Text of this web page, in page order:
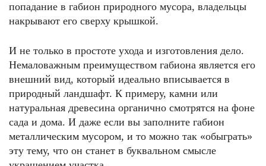
попадание в габион природного мусора, владельцы
накрывают его сверху крышкой.
И не только в простоте ухода и изготовления дело.
Немаловажным преимуществом габиона является его
внешний вид, который идеально вписывается в
природный ландшафт. К примеру, камни или
натуральная древесина органично смотрятся на фоне
сада и дома. И даже если вы заполните габион
металлическим мусором, и то можно так «обыграть»
эту тему, что он станет в буквальном смысле